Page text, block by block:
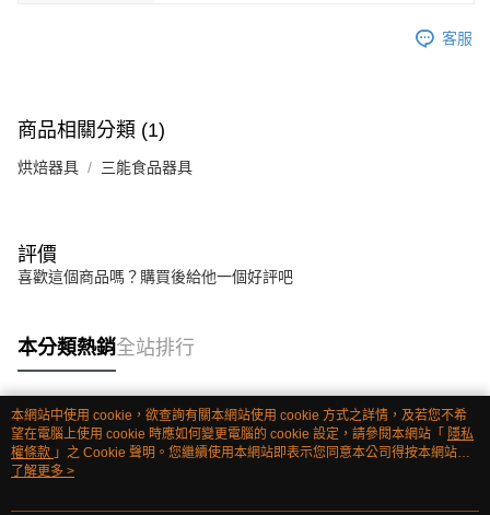
客服
商品相關分類 (1)
烘焙器具 三能食品器具
評價
喜歡這個商品嗎？購買後給他一個好評吧
本分類熱銷全站排行
熱門標籤
本網站中使用 cookie，欲查詢有關本網站使用 cookie 方式之詳情，及若您不希
望在電腦上使用 cookie 時應如何變更電腦的 cookie 設定，請參閱本網站「 隱私
權條款 」之 Cookie 聲明。您繼續使用本網站即表示您同意本公司得按本網站使
用條款之 Cookie 聲明使用 cookie。
了解更多 >